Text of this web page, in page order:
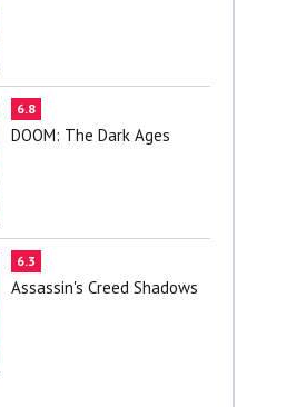
6.8
DOOM: The Dark Ages
6.3
Assassin's Creed Shadows